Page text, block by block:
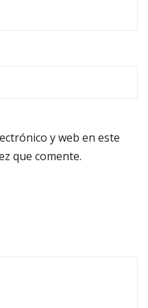
y web en este
que comente.